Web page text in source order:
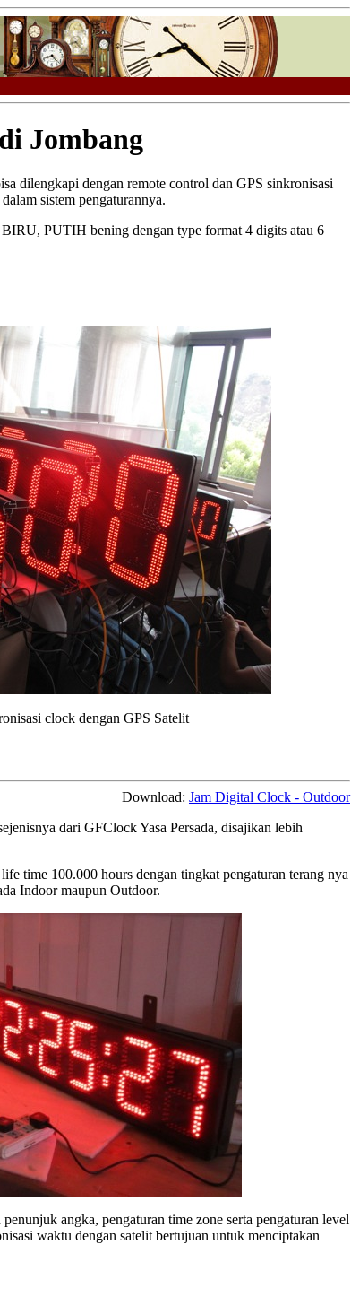
Jombang
dilengkapi dengan remote control dan GPS sinkronisasi
sistem pengaturannya.
PUTIH bening dengan type format 4 digits atau 6
clock dengan GPS Satelit
Download: Jam Digital Clock - Outdoor
dari GFClock Yasa Persada, disajikan lebih
time 100.000 hours dengan tingkat pengaturan terang nya
Indoor maupun Outdoor.
angka, pengaturan time zone serta pengaturan level
waktu dengan satelit bertujuan untuk menciptakan